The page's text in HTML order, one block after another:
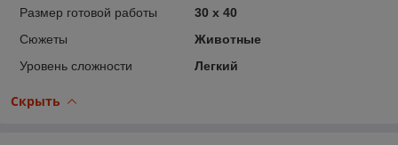
Размер готовой работы
30 x 40
Сюжеты
Животные
Уровень сложности
Легкий
Скрыть